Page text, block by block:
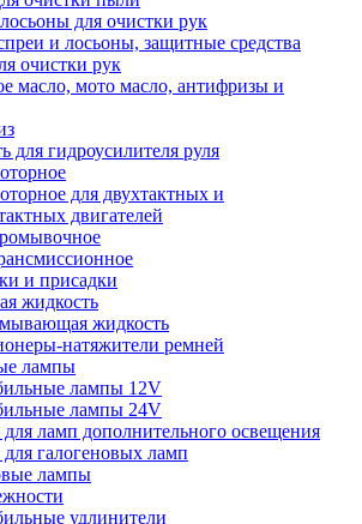
для очистки рук
и лосьоны, защитные средства
очистки рук
масло, мото масло, антифризы и
для гидроусилителя руля
для двухтактных и
двигателей
и присадки
жидкость
жидкость
натяжители ремней
лампы
лампы 12V
лампы 24V
ламп дополнительного освещения
галогеновых ламп
лампы
удлинители